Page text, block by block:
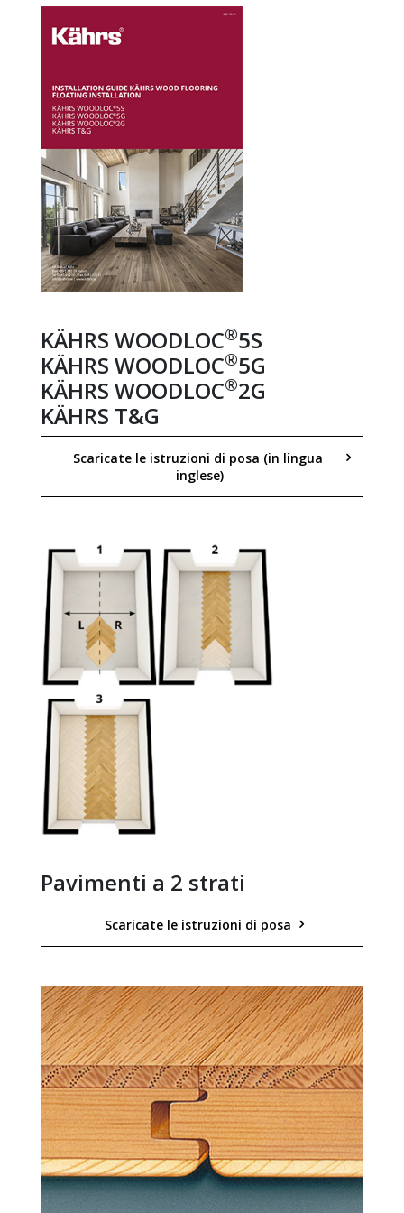
KÄHRS WOODLOC®5S
KÄHRS WOODLOC®5G
KÄHRS WOODLOC®2G
KÄHRS T&G
Scaricate le istruzioni di posa (in lingua
inglese)
Pavimenti a 2 strati
Scaricate le istruzioni di posa